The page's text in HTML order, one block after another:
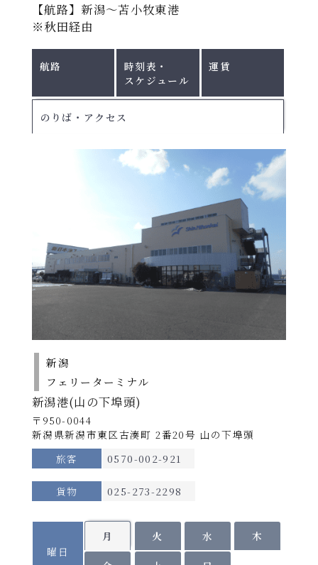
【航路】新潟～苫小牧東港
※秋田経由
航路
新潟～苫小牧東港 ※秋田経由
所要時間
約18時間
使用船
らいらっく／ゆうかり
※船舶は変更になる場合がございます。
時刻表・
スケジュール
詳しくは各航路の
運航スケジュ
をご確認ください。
・ダイヤを変更する場合がありますので、必ずお問合
せください。
北行き【2026年9月30日出港便まで】
運航日
月～土
苫小牧東港着
翌日05：05着
南行き【2026年9月30日出港便まで】
運航日
月～土 ※
苫小牧東港発
新潟着
19：30発
翌日07：35着
08：35発
翌日15：30着
運賃
北行き：新潟⇒秋田⇒苫小牧東港 ｜ 南行
期
間
A
北行
2026年10月1日～11
月30日
南行
2026
年10
月1日
～11月
間
B
北行
月16日、9月28日～
30日
8月1日
月28日
期
2026年8月3日～6
日、8月16日、9月17
日、9月27日
南行
8月17
日、9
のりば・アクセス
新潟
フェリーターミナル
新潟港(山の下埠頭)
〒950-0044
新潟県新潟市東区古湊町 2番20号 山の下埠頭
旅客
0570-002-921
貨物 025-273-2298
曜日
月 火 水 木